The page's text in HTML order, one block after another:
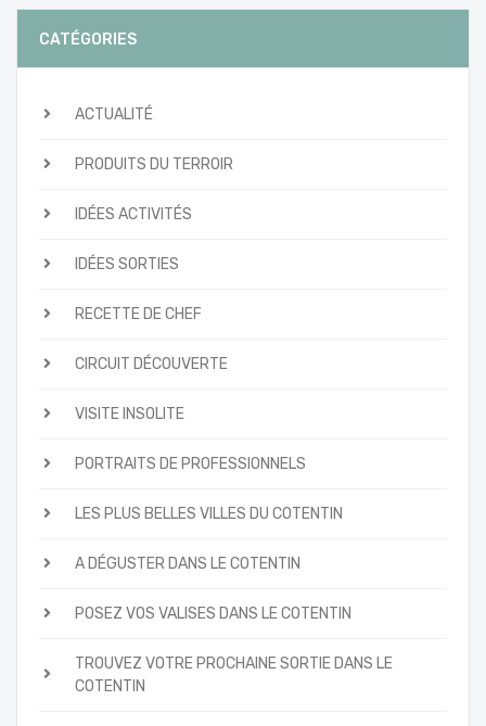
CATÉGORIES
ACTUALITÉ
PRODUITS DU TERROIR
IDÉES ACTIVITÉS
IDÉES SORTIES
RECETTE DE CHEF
CIRCUIT DÉCOUVERTE
VISITE INSOLITE
PORTRAITS DE PROFESSIONNELS
LES PLUS BELLES VILLES DU COTENTIN
A DÉGUSTER DANS LE COTENTIN
POSEZ VOS VALISES DANS LE COTENTIN
TROUVEZ VOTRE PROCHAINE SORTIE DANS LE
COTENTIN